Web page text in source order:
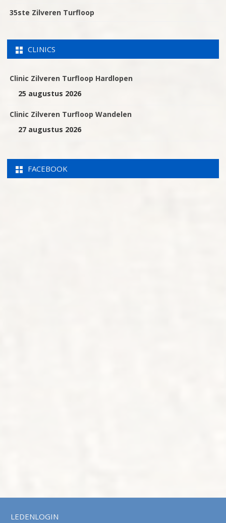
35ste Zilveren Turfloop
CLINICS
Clinic Zilveren Turfloop Hardlopen
25 augustus 2026
Clinic Zilveren Turfloop Wandelen
27 augustus 2026
FACEBOOK
LEDENLOGIN